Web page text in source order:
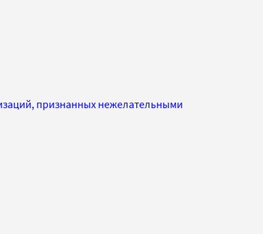
признанных нежелательными